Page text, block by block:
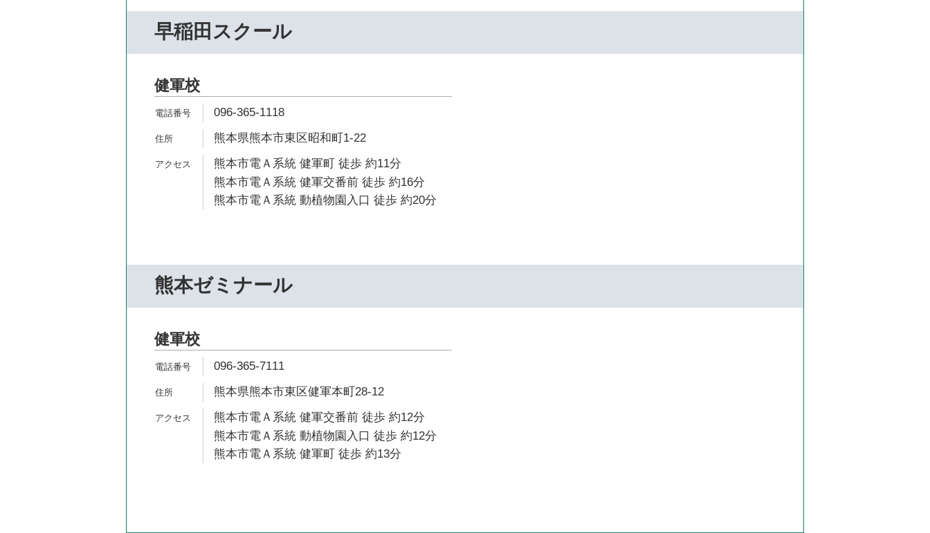
早稲田スクール
健軍校
096-365-1118
熊本県熊本市東区昭和町1-22
熊本市電Ａ系統 健軍町 徒歩 約11分
熊本市電Ａ系統 健軍交番前 徒歩 約16分
熊本市電Ａ系統 動植物園入口 徒歩 約20分
熊本ゼミナール
健軍校
096-365-7111
熊本県熊本市東区健軍本町28-12
熊本市電Ａ系統 健軍交番前 徒歩 約12分
熊本市電Ａ系統 動植物園入口 徒歩 約12分
熊本市電Ａ系統 健軍町 徒歩 約13分